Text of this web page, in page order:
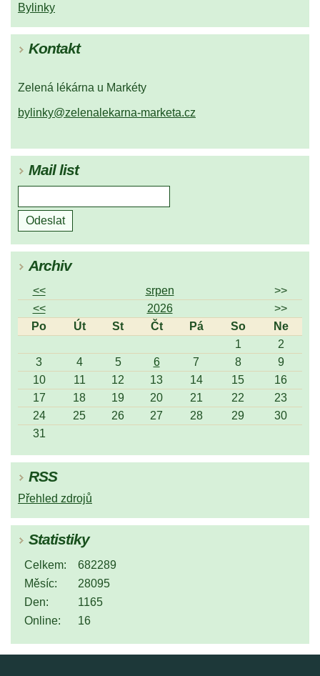
Bylinky
Kontakt
Zelená lékárna u Markéty
bylinky@zelenalekarna-marketa.cz
Mail list
Archiv
<< srpen
>>
<<
2026
>>
Po
Út St Čt Pá So
Ne
1
2
3
4 5 6 7 8
9
10
11 12 13 14 15
16
17
18 19 20 21 22
23
24
25 26 27 28 29
30
31
RSS
Přehled zdrojů
Statistiky
Online: 16
Celkem:
682289
Měsíc:
28095
Den:
1165